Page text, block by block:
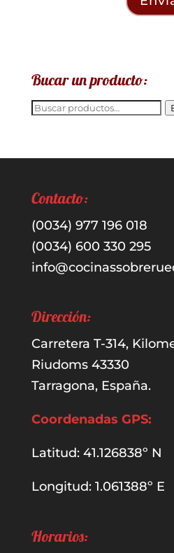
Bucar un producto:
Buscar
Contacto:
(0034) 977 196 018
(0034) 600 330 295
Dirección:
Carretera T-314,
Riudoms 43330
Tarragona, España.
Coordenadas GPS:
Latitud: 41.126838º N
Longitud: 1.061388º E
Horarios: